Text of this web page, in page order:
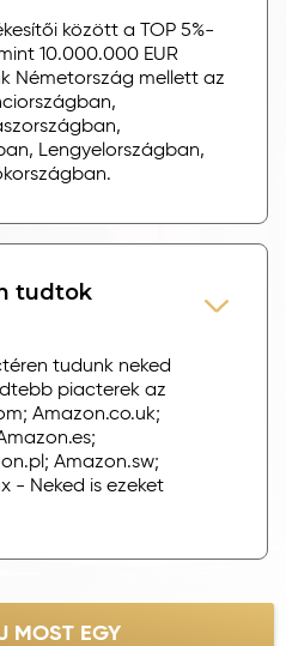
között a TOP 5%-
10.000.000 EUR
Németország mellett az
Lengyelországban,
tudtok
tudunk neked
piacterek az
Amazon.co.uk;
Amazon.sw;
- Neked is ezeket
MOST EGY